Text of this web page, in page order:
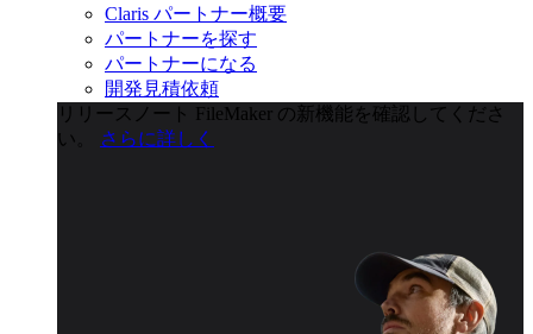
Claris パートナー概要
パートナーを探す
パートナーになる
開発見積依頼
リリースノート
FileMaker の新機能を確認してくださ
い。
さらに詳しく